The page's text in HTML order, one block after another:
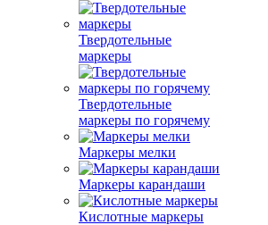
Твердотельные
маркеры
Твердотельные
маркеры по горячему
Маркеры мелки
Маркеры карандаши
Кислотные маркеры